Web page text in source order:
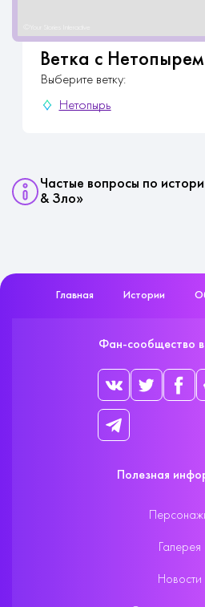
Ветка с Нетопырем
Выберите ветку:
Нетопырь
Частые вопросы по
& Зло»
Главная Истории
Фан-сообщество в
Полезная
Галерея
Новости